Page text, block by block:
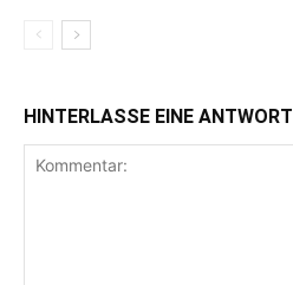
HINTERLASSE EINE ANTWORT